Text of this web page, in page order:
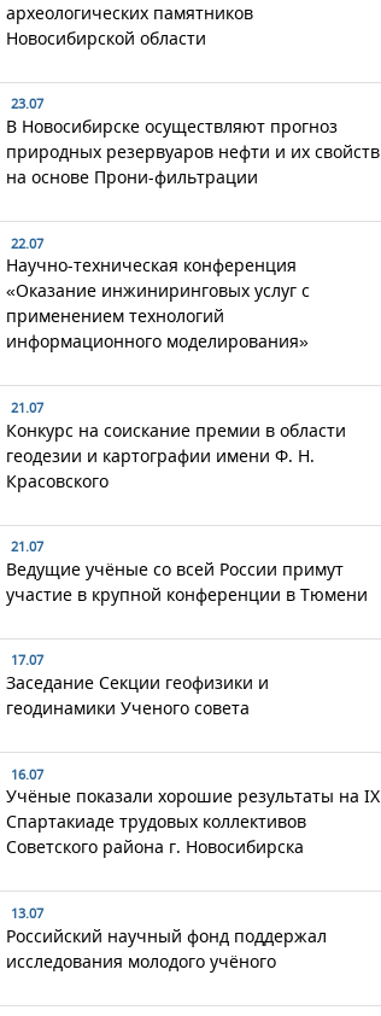
археологических памятников
Новосибирской области
23.07
В Новосибирске осуществляют прогноз
природных резервуаров нефти и их свойств
на основе Прони-фильтрации
22.07
Научно-техническая конференция
«Оказание инжиниринговых услуг с
применением технологий
информационного моделирования»
21.07
Конкурс на соискание премии в области
геодезии и картографии имени Ф. Н.
Красовского
21.07
Ведущие учёные со всей России примут
участие в крупной конференции в Тюмени
17.07
Заседание Секции геофизики и
геодинамики Ученого совета
16.07
Учёные показали хорошие результаты на IX
Спартакиаде трудовых коллективов
Советского района г. Новосибирска
13.07
Российский научный фонд поддержал
исследования молодого учёного